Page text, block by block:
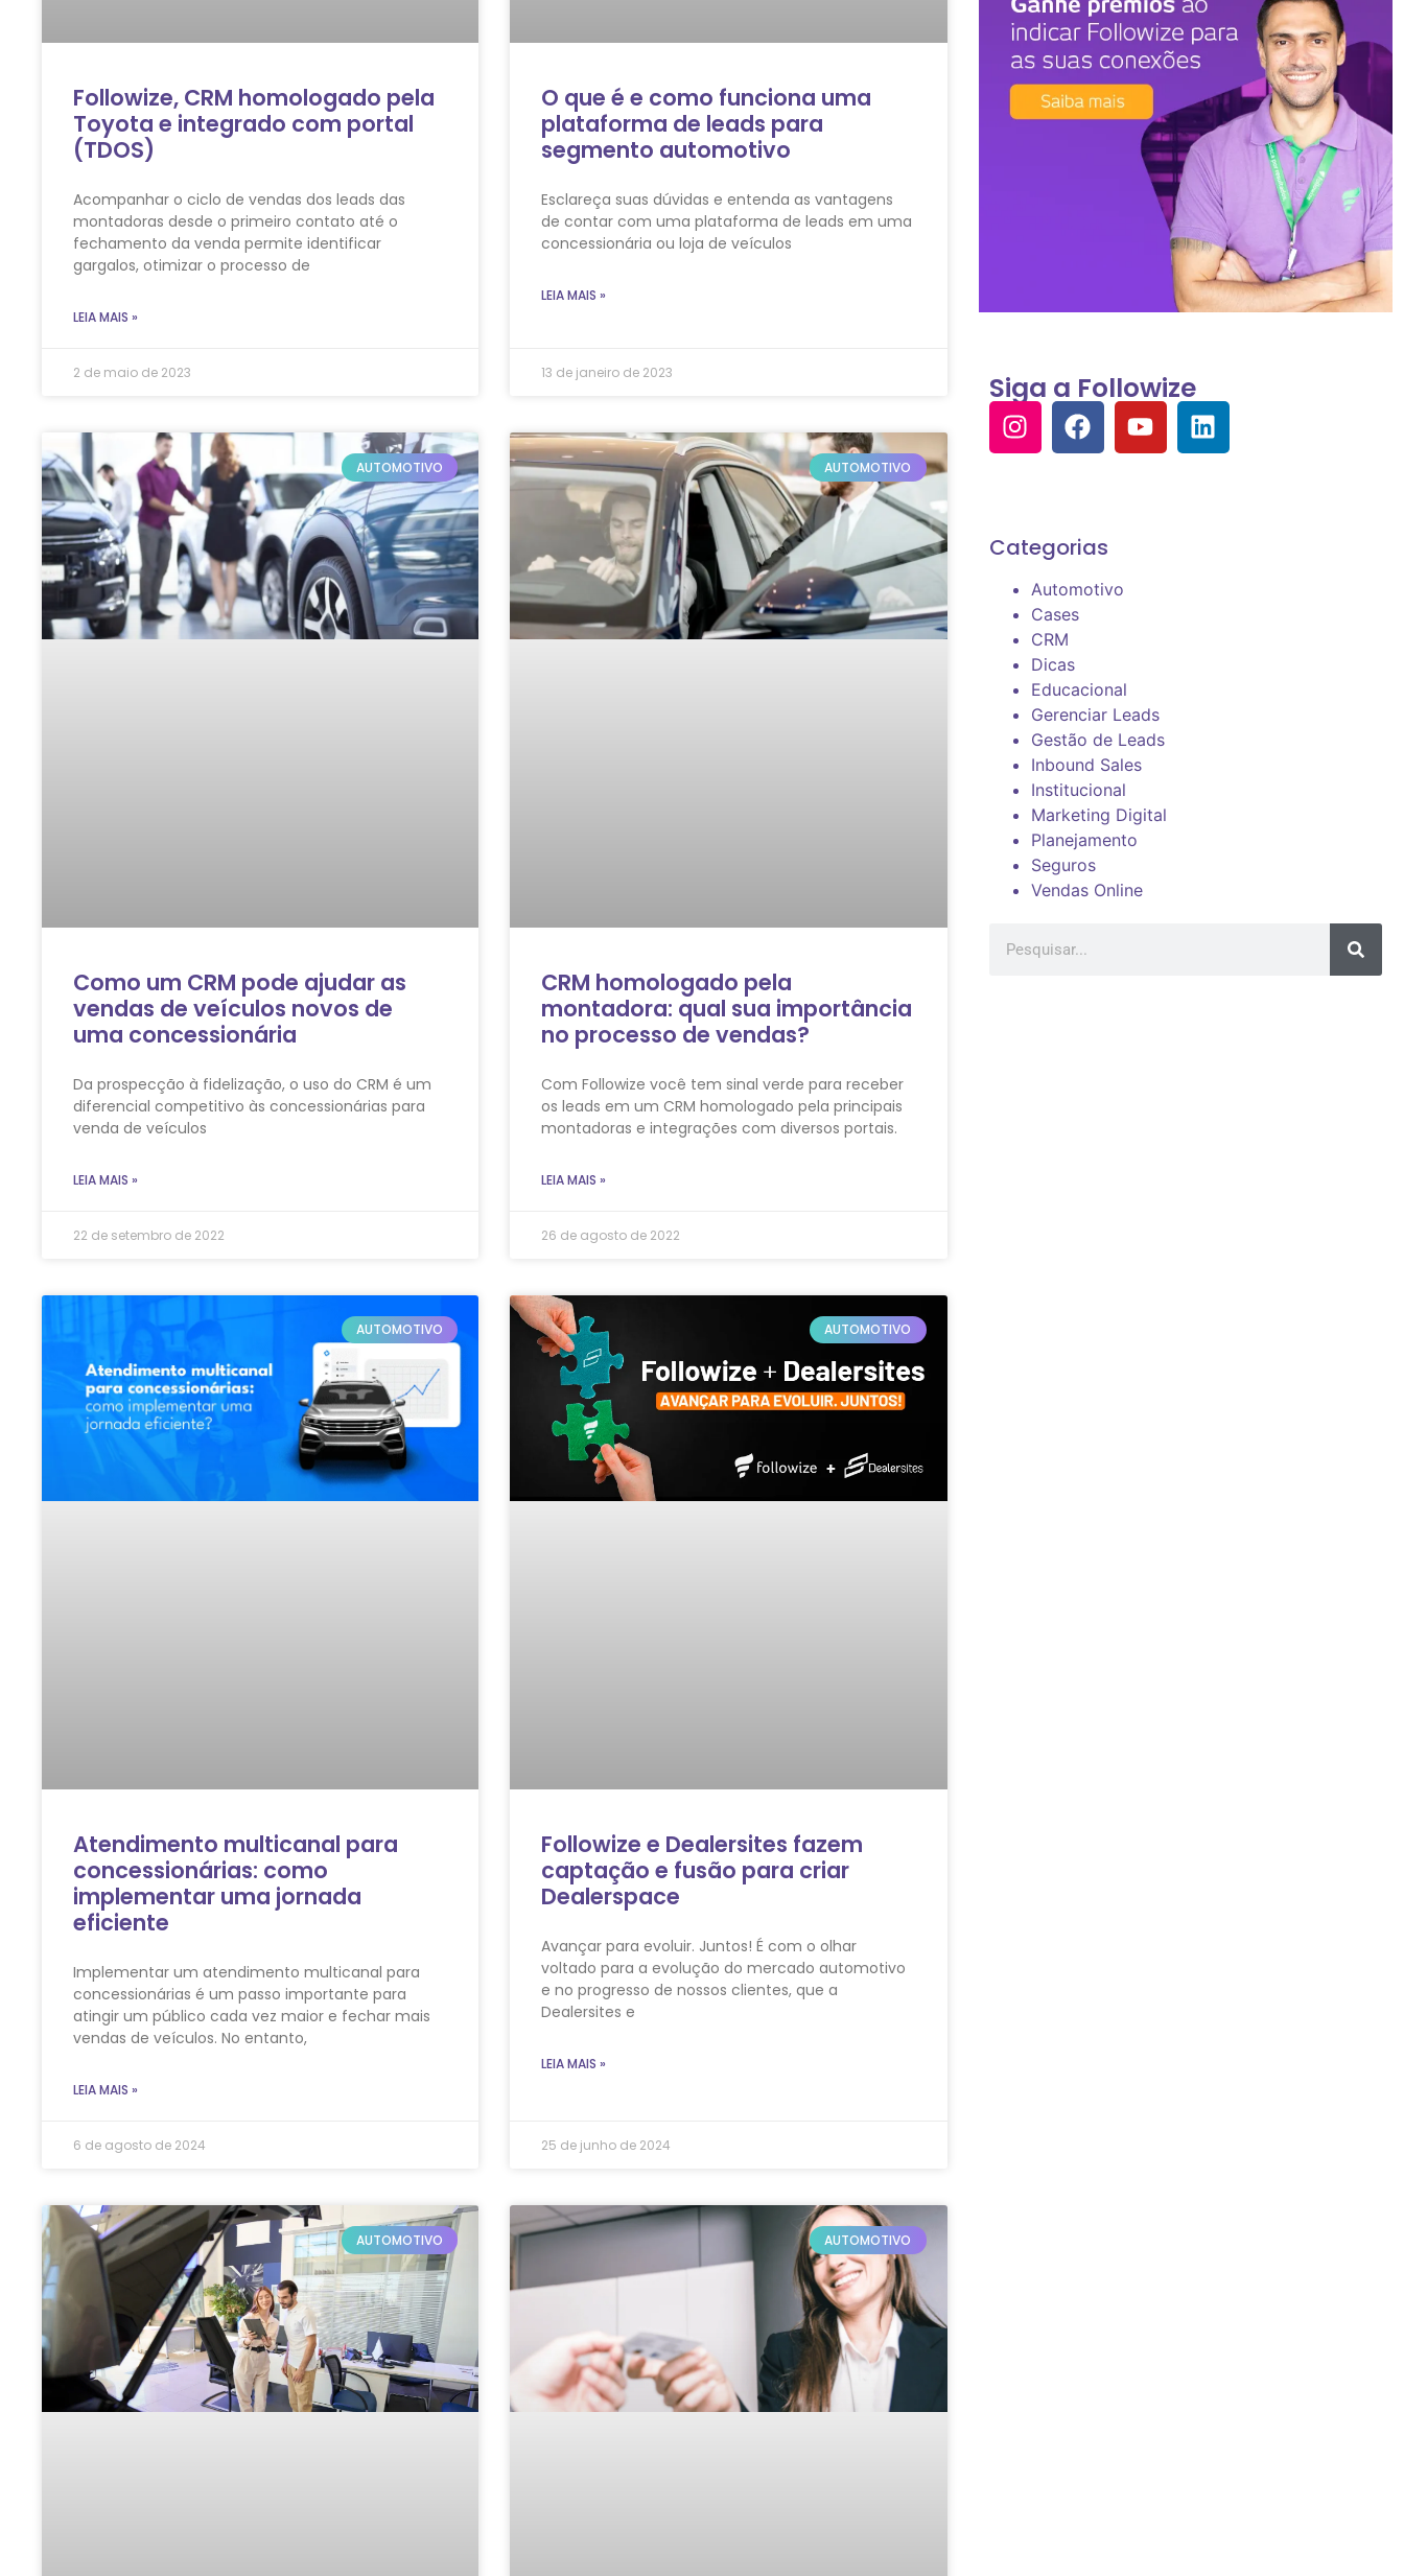
Followize, CRM homologado pela
Toyota e integrado com portal
(TDOS)
Acompanhar o ciclo de vendas dos leads das
montadoras desde o primeiro contato até o
fechamento da venda permite identificar
gargalos, otimizar o processo de
LEIA MAIS »
2 de maio de 2023
O que é e como funciona uma
plataforma de leads para
segmento automotivo
Esclareça suas dúvidas e entenda as vantagens
de contar com uma plataforma de leads em uma
concessionária ou loja de veículos
LEIA MAIS »
13 de janeiro de 2023
AUTOMOTIVO
Como um CRM pode ajudar as
vendas de veículos novos de
uma concessionária
Da prospecção à fidelização, o uso do CRM é um
diferencial competitivo às concessionárias para
venda de veículos
LEIA MAIS »
22 de setembro de 2022
AUTOMOTIVO
CRM homologado pela
montadora: qual sua importância
no processo de vendas?
Com Followize você tem sinal verde para receber
os leads em um CRM homologado pela principais
montadoras e integrações com diversos portais.
LEIA MAIS »
26 de agosto de 2022
AUTOMOTIVO
Atendimento multicanal para
concessionárias: como
implementar uma jornada
eficiente
Implementar um atendimento multicanal para
concessionárias é um passo importante para
atingir um público cada vez maior e fechar mais
vendas de veículos. No entanto,
LEIA MAIS »
6 de agosto de 2024
AUTOMOTIVO
Followize e Dealersites fazem
captação e fusão para criar
Dealerspace
Avançar para evoluir. Juntos! É com o olhar
voltado para a evolução do mercado automotivo
e no progresso de nossos clientes, que a
Dealersites e
LEIA MAIS »
25 de junho de 2024
AUTOMOTIVO AUTOMOTIVO
Siga a Followize
Categorias
Automotivo
Cases
CRM
Dicas
Educacional
Gerenciar Leads
Gestão de Leads
Inbound Sales
Institucional
Marketing Digital
Planejamento
Seguros
Vendas Online